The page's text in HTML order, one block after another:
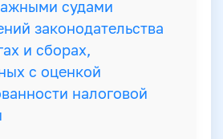
судами
законодательства
и сборах,
с оценкой
налоговой